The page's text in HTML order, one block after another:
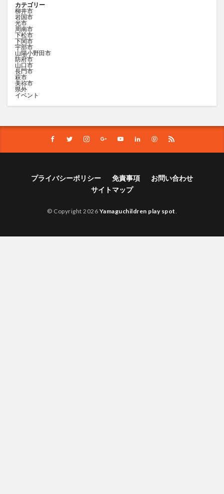
カテゴリー
柳井市
岩国市
光市
周南市
下松市
下関市
宇部市
山陽小野田市
防府市
山口市
長門市
萩市
美祢市
県外
イベント
プライバシーポリシー 免責事項
お問い合わせ
サイトマップ
© Copyright 2026 Yamaguchildren play spot